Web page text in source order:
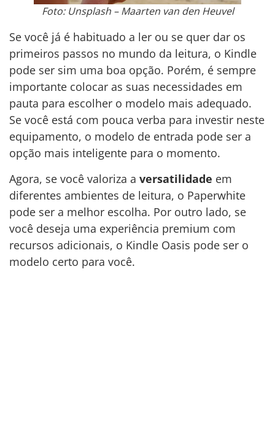
Foto: Unsplash – Maarten van den Heuvel
Se você já é habituado a ler ou se quer dar os
primeiros passos no mundo da leitura, o Kindle
pode ser sim uma boa opção. Porém, é sempre
importante colocar as suas necessidades em
pauta para escolher o modelo mais adequado.
Se você está com pouca verba para investir neste
equipamento, o modelo de entrada pode ser a
opção mais inteligente para o momento.
Agora, se você valoriza a versatilidade em
diferentes ambientes de leitura, o Paperwhite
pode ser a melhor escolha. Por outro lado, se
você deseja uma experiência premium com
recursos adicionais, o Kindle Oasis pode ser o
modelo certo para você.